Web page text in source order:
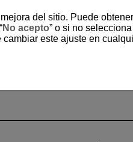
del sitio. Puede
No acepto” o si no
este ajuste en